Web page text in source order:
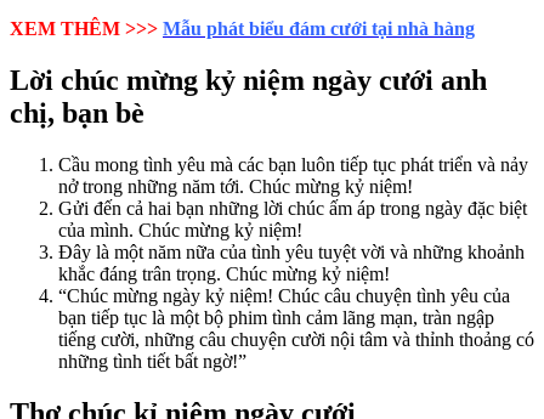
XEM THÊM >>> Mẫu phát biểu đám cưới tại nhà hàng
Lời chúc mừng kỷ niệm ngày cưới anh
chị, bạn bè
Cầu mong tình yêu mà các bạn luôn tiếp tục phát triển và nảy
nở trong những năm tới. Chúc mừng kỷ niệm!
Gửi đến cả hai bạn những lời chúc ấm áp trong ngày đặc biệt
của mình. Chúc mừng kỷ niệm!
Đây là một năm nữa của tình yêu tuyệt vời và những khoảnh
khắc đáng trân trọng. Chúc mừng kỷ niệm!
“Chúc mừng ngày kỷ niệm! Chúc câu chuyện tình yêu của
bạn tiếp tục là một bộ phim tình cảm lãng mạn, tràn ngập
tiếng cười, những câu chuyện cười nội tâm và thỉnh thoảng có
những tình tiết bất ngờ!”